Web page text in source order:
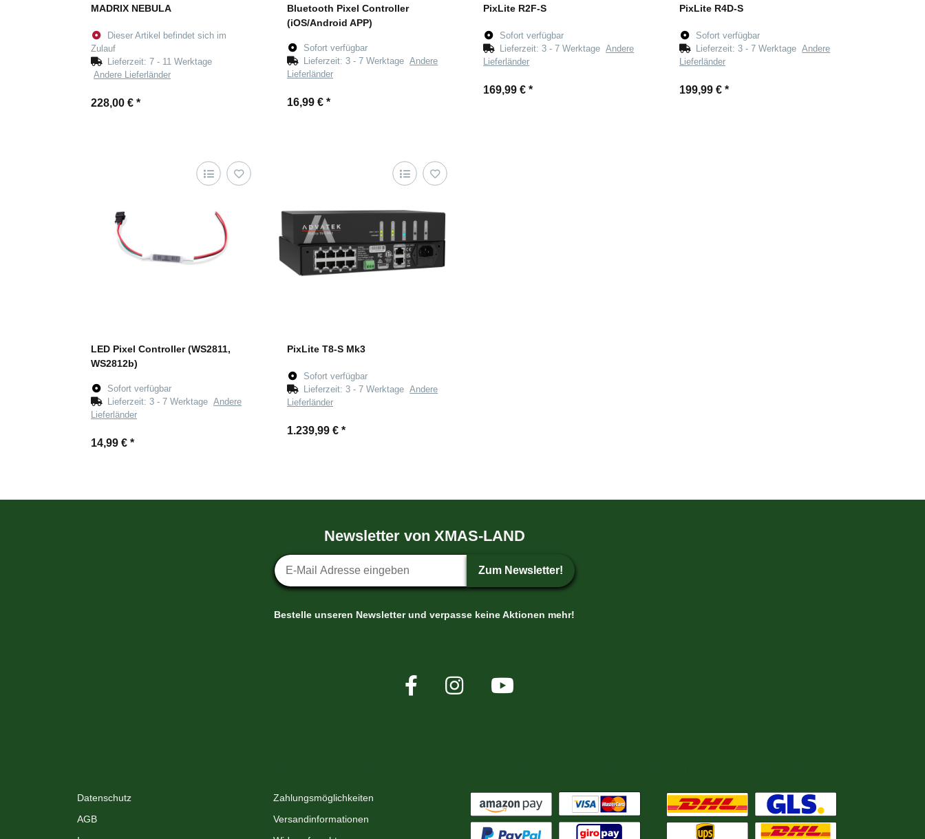
MADRIX NEBULA
Dieser Artikel befindet sich im
Zulauf
Lieferzeit:7 - 11 Werktage
Andere Lieferländer
228,00 € *
Bluetooth Pixel Controller
(iOS/Android APP)
Sofort verfügbar
Lieferzeit:3 - 7 WerktageAndere
Lieferländer
16,99 € *
PixLite R2F-S
Sofort verfügbar
Lieferzeit:3 - 7 WerktageAndere
Lieferländer
169,99 € *
PixLite R4D-S
Sofort verfügbar
Lieferzeit:3 - 7 WerktageAndere
Lieferländer
199,99 € *
LED Pixel Controller (WS2811,
WS2812b)
Sofort verfügbar
Lieferzeit:3 - 7 WerktageAndere
Lieferländer
14,99 € *
PixLite T8-S Mk3
Sofort verfügbar
Lieferzeit:3 - 7 WerktageAndere
Lieferländer
1.239,99 € *
Newsletter von XMAS-LAND
Newsletter-Anmeldung
Zum Newsletter!
Bestelle unseren Newsletter und verpasse keine Aktionen mehr!
Datenschutz
AGB
Zahlungsmöglichkeiten
Versandinformationen